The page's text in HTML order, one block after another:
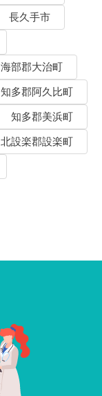
長久手市
海部郡大治町
知多郡阿久比町
知多郡美浜町
北設楽郡設楽町